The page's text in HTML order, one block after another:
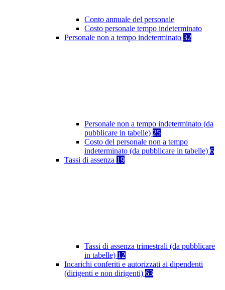
Conto annuale del personale
Costo personale tempo indeterminato
Personale non a tempo indeterminato 32
Personale non a tempo indeterminato (da
pubblicare in tabelle) 25
Costo del personale non a tempo
indeterminato (da pubblicare in tabelle) 6
Tassi di assenza 19
Tassi di assenza trimestrali (da pubblicare
in tabelle) 12
Incarichi conferiti e autorizzati ai dipendenti
(dirigenti e non dirigenti) 63